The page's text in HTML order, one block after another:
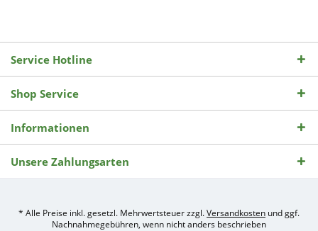
Service Hotline
Shop Service
Informationen
Unsere Zahlungsarten
* Alle Preise inkl. gesetzl. Mehrwertsteuer zzgl.Versandkosten und ggf.
Nachnahmegebühren, wenn nicht anders beschrieben